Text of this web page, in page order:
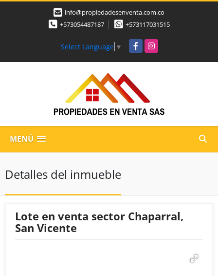
info@propiedadesenventa.com.co
+573054487187
+573117031515
Select Language ▼ FacebookInstagram
MENÚ
Detalles del inmueble
Lote en venta sector Chaparral,
San Vicente